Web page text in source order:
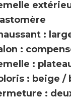
:
:
:
: beige /
: